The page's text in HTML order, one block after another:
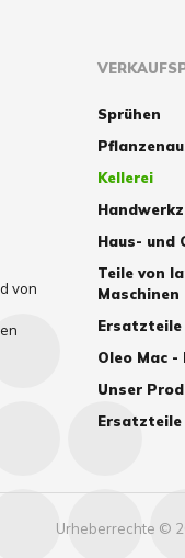
von
Sprühen
Kellerei
Haus- und
Teile von
Maschinen
Ersatzteile
Oleo Mac
Unser
Ersatzteile
Urheberrechte ©